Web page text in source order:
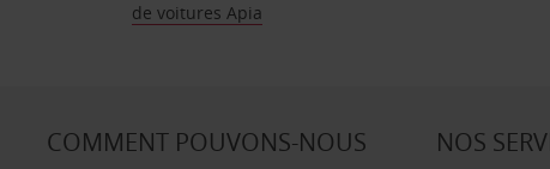
de voitures Apia
COMMENT POUVONS-NOUS
NOS